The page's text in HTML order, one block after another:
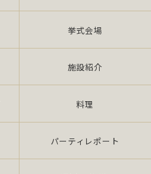
挙式会場
施設紹介
料理
パーティレポート